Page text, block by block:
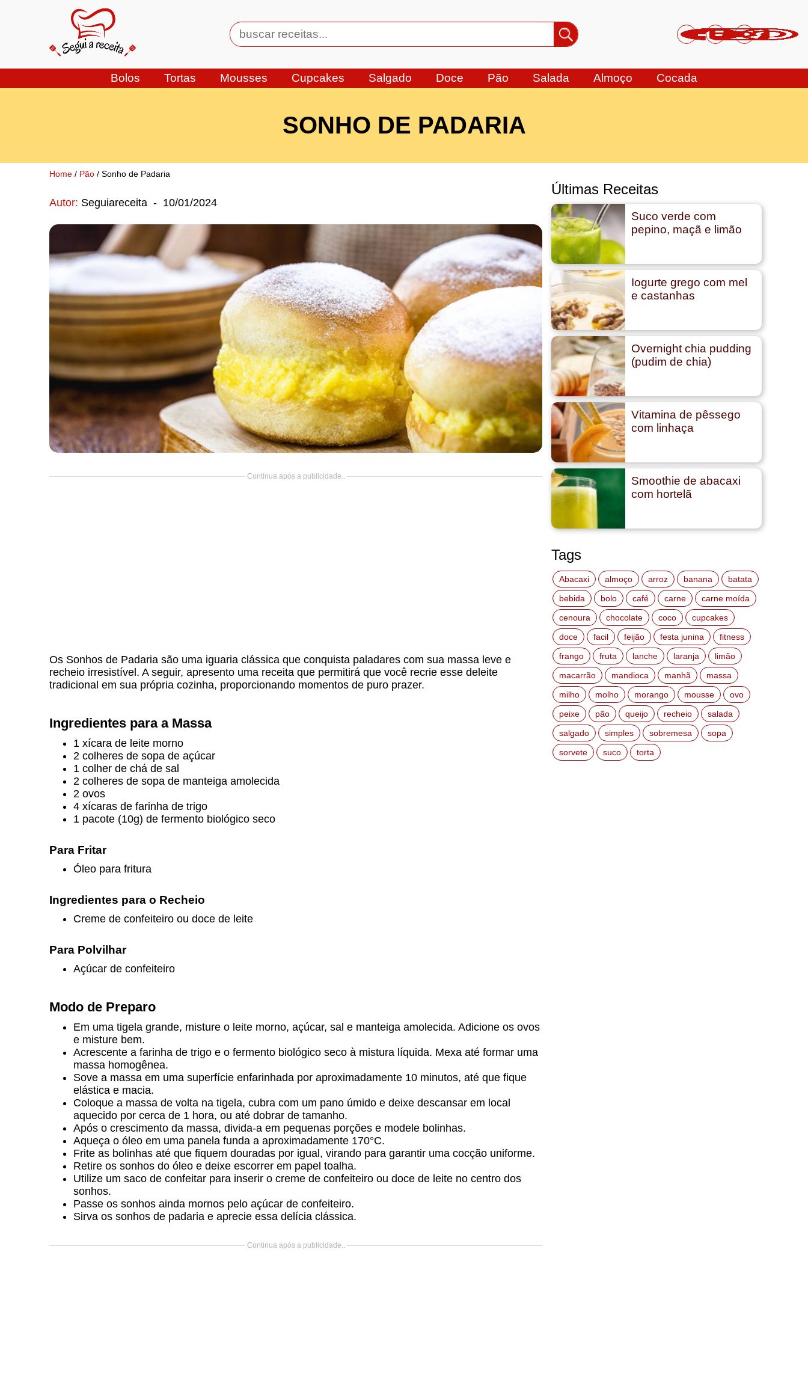
Bolos Tortas Mousses Cupcakes Salgado Doce Pão Salada Almoço Cocada
SONHO DE PADARIA
Home / Pão / Sonho de Padaria
Autor: Seguiareceita - 10/01/2024
Continua após a publicidade..
Os Sonhos de Padaria são uma iguaria clássica que conquista paladares com sua massa leve e
recheio irresistível. A seguir, apresento uma receita que permitirá que você recrie esse deleite
tradicional em sua própria cozinha, proporcionando momentos de puro prazer.
Ingredientes para a Massa
1 xícara de leite morno
2 colheres de sopa de açúcar
1 colher de chá de sal
2 colheres de sopa de manteiga amolecida
2 ovos
4 xícaras de farinha de trigo
1 pacote (10g) de fermento biológico seco
Para Fritar
Óleo para fritura
Ingredientes para o Recheio
Creme de confeiteiro ou doce de leite
Para Polvilhar
Açúcar de confeiteiro
Modo de Preparo
Em uma tigela grande, misture o leite morno, açúcar, sal e manteiga amolecida. Adicione os ovos
e misture bem.
Acrescente a farinha de trigo e o fermento biológico seco à mistura líquida. Mexa até formar uma
massa homogênea.
Sove a massa em uma superfície enfarinhada por aproximadamente 10 minutos, até que fique
elástica e macia.
Coloque a massa de volta na tigela, cubra com um pano úmido e deixe descansar em local
aquecido por cerca de 1 hora, ou até dobrar de tamanho.
Após o crescimento da massa, divida-a em pequenas porções e modele bolinhas.
Aqueça o óleo em uma panela funda a aproximadamente 170°C.
Frite as bolinhas até que fiquem douradas por igual, virando para garantir uma cocção uniforme.
Retire os sonhos do óleo e deixe escorrer em papel toalha.
Utilize um saco de confeitar para inserir o creme de confeiteiro ou doce de leite no centro dos
sonhos.
Passe os sonhos ainda mornos pelo açúcar de confeiteiro.
Sirva os sonhos de padaria e aprecie essa delícia clássica.
Continua após a publicidade..
Últimas Receitas
Suco verde com
pepino, maçã e limão
Iogurte grego com mel
e castanhas
Overnight chia pudding
(pudim de chia)
Vitamina de pêssego
com linhaça
Smoothie de abacaxi
com hortelã
Tags
Abacaxi almoço arroz banana
batata
bebida
bolo café carne
carne moída
cenoura
chocolate coco
cupcakes
doce
facil feijão festa junina
fitness
frango
fruta lanche laranja
limão
macarrão
mandioca manhã
massa
milho
molho morango mousse
ovo
peixe
pão queijo recheio
salada
salgado
simples sobremesa
sopa
sorvete
suco torta